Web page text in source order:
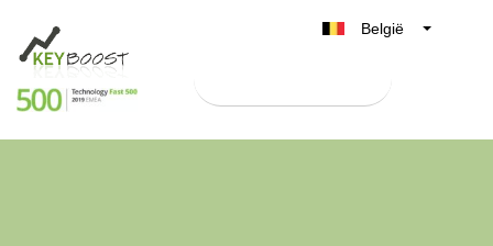
België
Nederland